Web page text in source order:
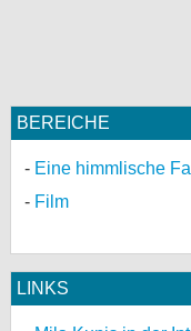
BEREICHE
Eine himmlische
Film
LINKS